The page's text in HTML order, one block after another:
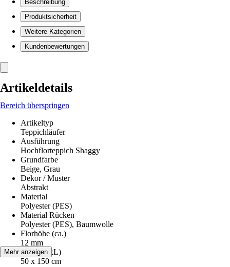
Beschreibung
Produktsicherheit
Weitere Kategorien
Kundenbewertungen
Artikeldetails
Bereich überspringen
Artikeltyp
Teppichläufer
Ausführung
Hochflorteppich Shaggy
Grundfarbe
Beige, Grau
Dekor / Muster
Abstrakt
Material
Polyester (PES)
Material Rücken
Polyester (PES), Baumwolle
Florhöhe (ca.)
12 mm
Maße (BxL)
50 x 150 cm
Mehr anzeigen